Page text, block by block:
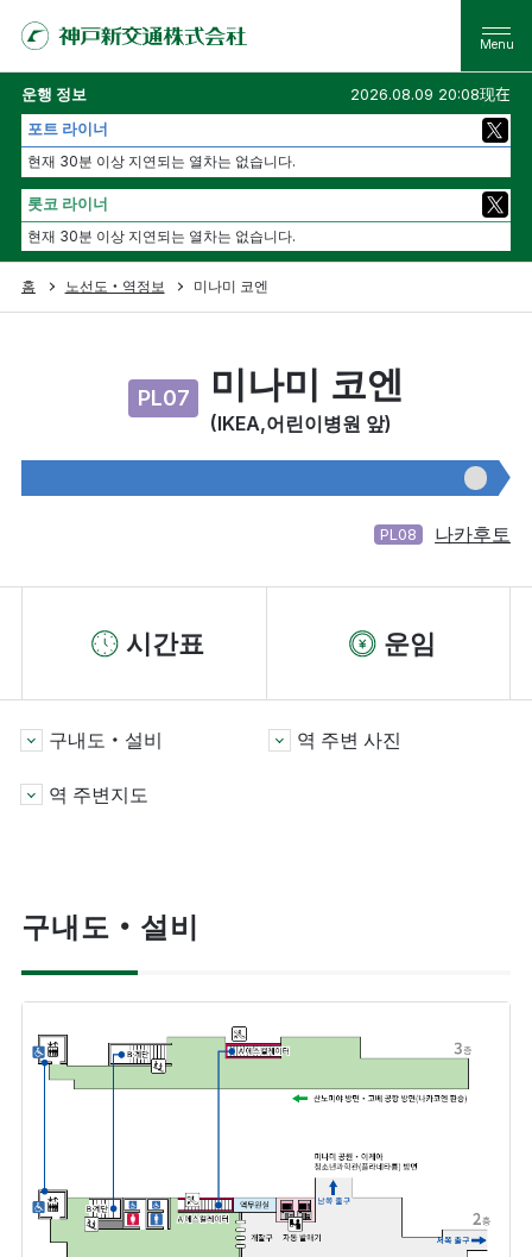
운행 정보
2026.08.09 20:08现在
포트 라이너
현재 30분 이상 지연되는 열차는 없습니다.
롯코 라이너
현재 30분 이상 지연되는 열차는 없습니다.
홈 노선도・역정보 미나미 코엔
PL07 미나미 코엔
(IKEA,어린이병원 앞)
PL08 나카후토
시간표 운임
구내도・설비 역 주변 사진
역 주변지도
구내도・설비